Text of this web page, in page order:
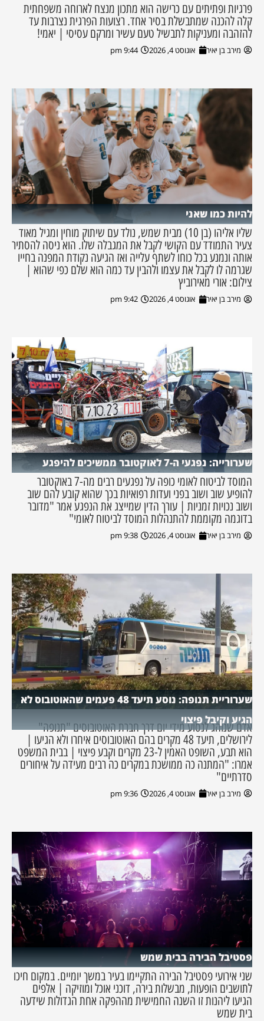
פרגיות ופתיתים עם כרישה הוא מתכון מנצח לארוחה משפחתית
קלה להכנה שמתבשלת בסיר אחד. רצועות הפרגית נצרבות עד
להזהבה ומעניקות לתבשיל טעם עשיר ומרקם עסיסי | יאמי!
מירב בן יאיר אוגוסט 4, 2026 9:44 pm
להיות כמו שאני
שליו אליהו (בן 10) מבית שמש, נולד עם שיתוק מוחין ומגיל מאוד
צעיר התמודד עם הקושי לקבל את המגבלה שלו. הוא ניסה להסתיר
אותה ונמנע בכל כוחו לשתף עלייה ואז הגיעה נקודת המפנה בחייו
שגרמה לו לקבל את עצמו ולהבין עד כמה הוא שלם כפי שהוא |
צילום: אורי מאירוביץ
מירב בן יאיר אוגוסט 4, 2026 9:42 pm
שערורייה: נפגעי ה-7 לאוקטובר ממשיכים להיפגע
המוסד לביטוח לאומי כופה על נפגעים רבים מה-7 באוקטובר
להופיע שוב ושוב בפני ועדות רפואיות בכך שהוא קובע להם שוב
ושוב נכויות זמניות | עורך הדין שמייצג את הנפגע אמר "מדובר
בדוגמה מקוממת להתנהלות המוסד לביטוח לאומי"
מירב בן יאיר אוגוסט 4, 2026 9:38 pm
שערוריית תנופה: נוסע תיעד 48 פעמים שהאוטובוס לא
הגיע וקיבל פיצוי
אדם שנוהג לנסוע מידי יום דרך חברת האוטובוסים "תנופה"
לירושלים, תיעד 48 מקרים בהם האוטובוסים איחרו ולא הגיעו |
הוא תבע, השופט האמין ל-23 מקרים וקבע פיצוי | בבית המשפט
אמרו: "המתנה כה ממושכת במקרים כה רבים מעידה על איחורים
סדרתיים"
מירב בן יאיר אוגוסט 4, 2026 9:36 pm
פסטיבל הבירה בבית שמש
שני אירועי פסטיבל הבירה התקיימו בעיר במשך יומיים. במקום חיכו
לתושבים הופעות, מבשלות בירה, דוכני אוכל ומוזיקה | אלפים
הגיעו ליהנות זו השנה החמישית מההפקה אחת הגדולות שידעה
בית שמש